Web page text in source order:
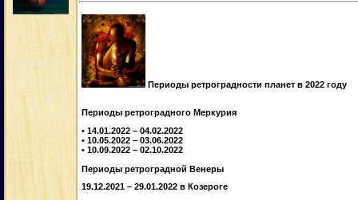
Периоды ретроградности планет в 2022 году
Периоды ретроградного Меркурия
• 14.01.2022 – 04.02.2022
• 10.05.2022 – 03.06.2022
• 10.09.2022 – 02.10.2022
Периоды ретроградной Венеры
19.12.2021 – 29.01.2022 в Козероге